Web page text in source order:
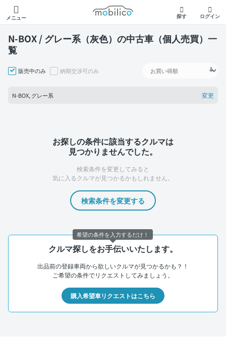
メニュー
モビリコ
探す ログイン
N-BOX / グレー系（灰色）の中古車（個人売買）一
覧
販売中のみ 納期交渉可のみ
N-BOX, グレー系 変更
お探しの条件に該当するクルマは
見つかりませんでした。
検索条件を変更してみると
気に入るクルマが見つかるかもしれません。
検索条件を変更する
クルマ探しをお手伝いいたします。
出品前の登録車両から欲しいクルマが見つかるかも？！
ご希望の条件でリクエストしてみましょう。
購入希望車リクエストはこちら
希望の条件を入力するだけ！